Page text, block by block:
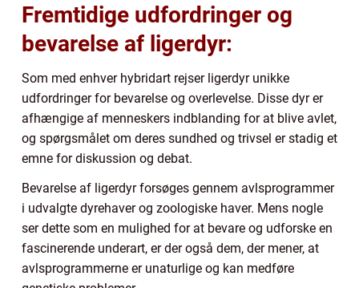
Fremtidige udfordringer og
bevarelse af ligerdyr:
Som med enhver hybridart rejser ligerdyr unikke
udfordringer for bevarelse og overlevelse. Disse dyr er
afhængige af menneskers indblanding for at blive avlet,
og spørgsmålet om deres sundhed og trivsel er stadig et
emne for diskussion og debat.
Bevarelse af ligerdyr forsøges gennem avlsprogrammer
i udvalgte dyrehaver og zoologiske haver. Mens nogle
ser dette som en mulighed for at bevare og udforske en
fascinerende underart, er der også dem, der mener, at
avlsprogrammerne er unaturlige og kan medføre